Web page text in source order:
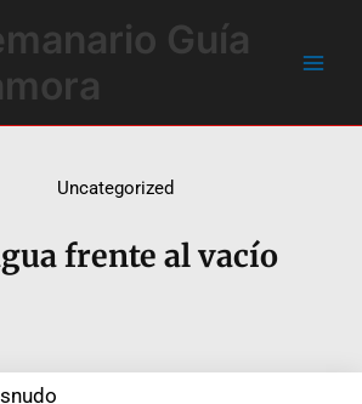
Guía
Uncategorized
frente al vacío